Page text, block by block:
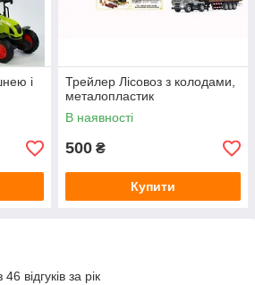
і
Трейлер Лісовоз з колодами,
металопластик
В наявності
500 ₴
Купити
відгуків за рік